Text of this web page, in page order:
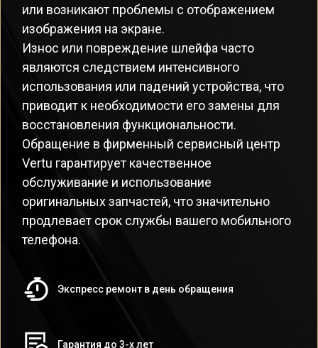
или возникают проблемы с отображением
изображения на экране.
Износ или повреждение шлейфа часто
являются следствием интенсивного
использования или падений устройства, что
приводит к необходимости его замены для
восстановления функциональности.
Обращение в фирменный сервисный центр
Vertu гарантирует качественное
обслуживание и использование
оригинальных запчастей, что значительно
продлевает срок службы вашего мобильного
телефона.
Экспресс ремонт в день обращения
Гарантия до 3-х лет